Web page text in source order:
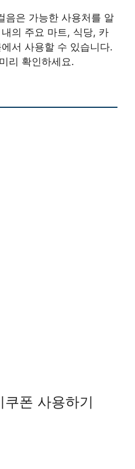
음은 가능한 사용처를 알
의 주요 마트, 식당, 카
서 사용할 수 있습니다.
리 확인하세요.
폰 사용하기